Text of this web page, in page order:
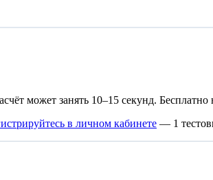
может занять 10–15 секунд.
в личном кабинете — 1